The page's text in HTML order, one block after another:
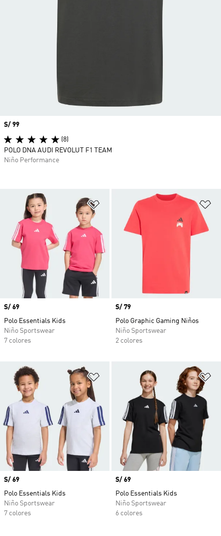
Añadir a la lista de deseos
Precio
S/ 69
Polo Essentials Kids
Niño Sportswear
7 colores
Precio
S/ 79
Polo Graphic Gaming Niños
Niño Sportswear
2 colores
Añadir a la lista de deseos
Precio
S/ 69
Polo Essentials Kids
Niño Sportswear
7 colores
Precio
S/ 69
Polo Essentials Kids
Niño Sportswear
6 colores
Precio
S/ 99
(8)
POLO DNA AUDI REVOLUT F1 TEAM
Niño Performance